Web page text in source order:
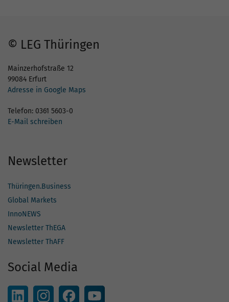
© LEG Thüringen
Mainzerhofstraße 12
99084 Erfurt
Adresse in Google Maps
Telefon: 0361 5603-0
E-Mail schreiben
Newsletter
Thüringen.Business
Global Markets
InnoNEWS
Newsletter ThEGA
Newsletter ThAFF
Social Media